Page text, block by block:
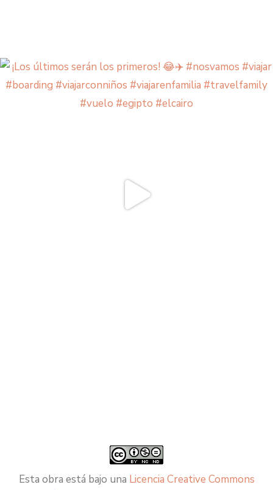
Esta obra está bajo una Licencia Creative Commons